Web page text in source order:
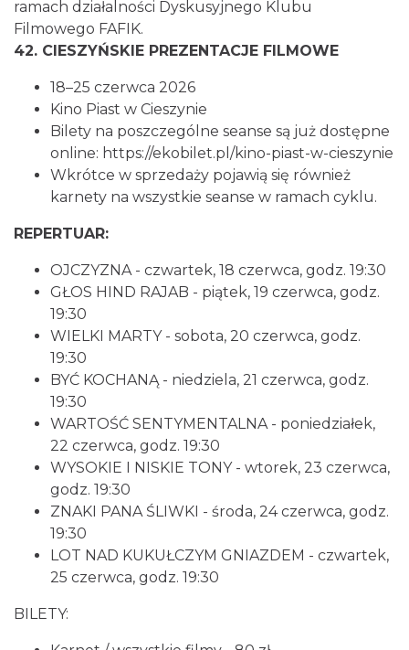
0.07 km
2026-08-28
0.07 km
Cieszyn
2026-08-09
0.09 km
ramach działalności Dyskusyjnego Klubu
Filmowego FAFIK.
42. CIESZYŃSKIE PREZENTACJE FILMOWE
18–25 czerwca 2026
Kino Piast w Cieszynie
Bilety na poszczególne seanse są już dostępne
online: https://ekobilet.pl/kino-piast-w-cieszynie
Wkrótce w sprzedaży pojawią się również
karnety na wszystkie seanse w ramach cyklu.
REPERTUAR:
OJCZYZNA - czwartek, 18 czerwca, godz. 19:30
GŁOS HIND RAJAB - piątek, 19 czerwca, godz.
19:30
WIELKI MARTY - sobota, 20 czerwca, godz.
19:30
BYĆ KOCHANĄ - niedziela, 21 czerwca, godz.
19:30
WARTOŚĆ SENTYMENTALNA - poniedziałek,
22 czerwca, godz. 19:30
WYSOKIE I NISKIE TONY - wtorek, 23 czerwca,
godz. 19:30
ZNAKI PANA ŚLIWKI - środa, 24 czerwca, godz.
19:30
LOT NAD KUKUŁCZYM GNIAZDEM - czwartek,
25 czerwca, godz. 19:30
BILETY: